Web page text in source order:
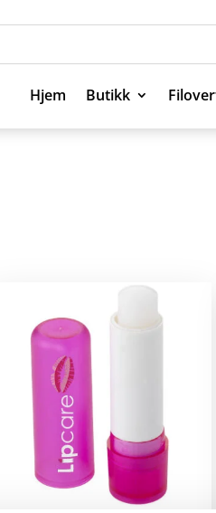
Hjem Butikk
Hjem Butikk